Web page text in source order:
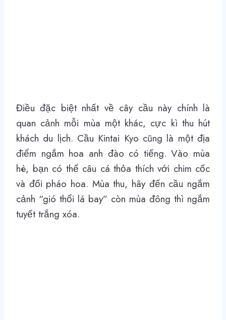
Điều đặc biệt nhất về cây cầu này chính là
quan cảnh mỗi mùa một khác, cực kì thu hút
khách du lịch. Cầu Kintai Kyo cũng là một địa
điểm ngắm hoa anh đào có tiếng. Vào mùa
hè, bạn có thể câu cá thỏa thích với chim cốc
và đối pháo hoa. Mùa thu, hãy đến cầu ngắm
cảnh “gió thổi lá bay” còn mùa đông thì ngắm
tuyết trắng xóa.